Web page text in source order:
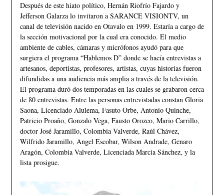
Después de este hiato político, Hernán Riofrío Fajardo y
Jefferson Galarza lo invitaron a SARANCE VISIONTV, un
canal de televisión nacido en Otavalo en 1999. Estaría a cargo de
la sección motivacional por la cual era conocido. El medio
ambiente de cables, cámaras y micrófonos ayudó para que
surgiera el programa “Hablemos D” donde se hacía entrevistas a
artesanos, deportistas, profesores, artistas, cuyas historias fueron
difundidas a una audiencia más amplia a través de la televisión.
El programa duró dos temporadas en las cuales se grabaron cerca
de 80 entrevistas. Entre las personas entrevistadas constan Gloria
Saona, Licenciado Alulema, Fasuto Orbe, Antonio Quinche,
Patricio Proaño, Gonzalo Vega, Fausto Orozco, Mario Carrillo,
doctor José Jaramillo, Colombia Valverde, Raúl Chávez,
Wilfrido Jaramillo, Angel Escobar, Wilson Andrade, Genaro
Aragón, Colombia Valverde, Licenciada Marcia Sánchez, y la
lista prosigue.